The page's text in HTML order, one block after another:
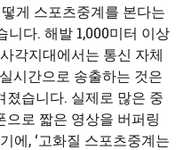
게 스포츠중계를 본다는
니다. 해발 1,000미터 이상
각지대에서는 통신 자체
시간으로 송출하는 것은
습니다. 실제로 많은 중
로 짧은 영상을 버퍼링
에, ‘고화질 스포츠중계는